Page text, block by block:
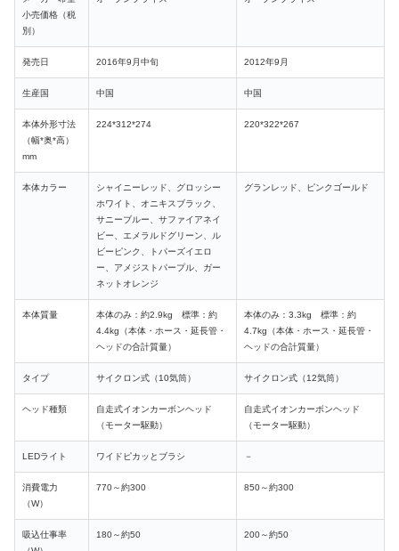
小売価格（税
別）
発売日 2016年9月中旬 2012年9月
生産国 中国 中国
本体外形寸法
（幅*奥*高）
mm
224*312*274 220*322*267
本体カラー
シャイニーレッド、グロッシー
ホワイト、オニキスブラック、
サニーブルー、サファイアネイ
ビー、エメラルドグリーン、ル
ビーピンク、トパーズイエロ
ー、アメジストパープル、ガー
ネットオレンジ
グランレッド、ピンクゴールド
本体質量
本体のみ：約2.9kg 標準：約
4.4kg（本体・ホース・延長管・
ヘッドの合計質量）
本体のみ：3.3kg 標準：約
4.7kg（本体・ホース・延長管・
ヘッドの合計質量）
タイプ サイクロン式（10気筒） サイクロン式（12気筒）
ヘッド種類
自走式イオンカーボンヘッド
（モーター駆動）
自走式イオンカーボンヘッド
（モーター駆動）
LEDライト ワイドピカッとブラシ －
消費電力
（W）
770～約300 850～約300
吸込仕事率
180～約50 200～約50